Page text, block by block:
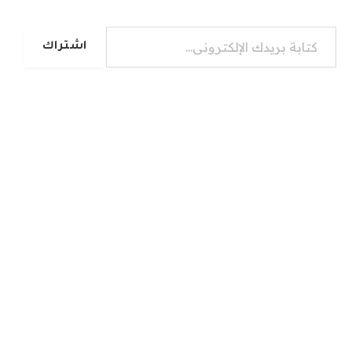
كتابة بريدك الإلكتروني...
اشتراك